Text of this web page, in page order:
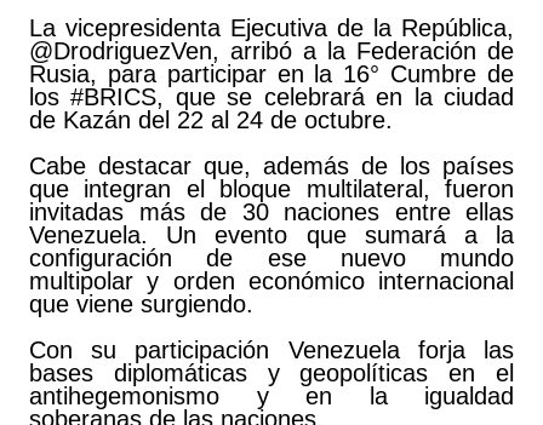
La vicepresidenta Ejecutiva de la República,
@DrodriguezVen, arribó a la Federación de
Rusia, para participar en la 16° Cumbre de
los#BRICS, que se celebrará en la ciudad
de Kazán del 22 al 24 de octubre.
Cabe destacar que, además de los países
que integran el bloque multilateral, fueron
invitadas más de 30 naciones entre ellas
Venezuela. Un evento que sumará a la
configuración de ese nuevo mundo
multipolar y orden económico internacional
que viene surgiendo.
Con su participación Venezuela forja las
bases diplomáticas y geopolíticas en el
antihegemonismo y en la igualdad
soberanas de las naciones.